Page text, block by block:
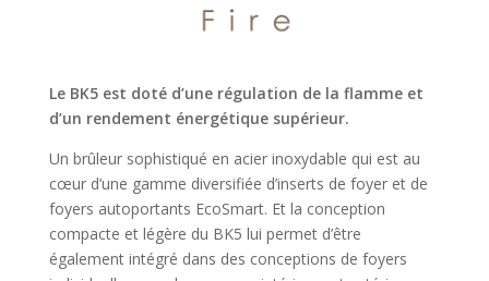
Le BK5 est doté d’une régulation de la flamme et
d’un rendement énergétique supérieur.
Un brûleur sophistiqué en acier inoxydable qui est au
cœur d’une gamme diversifiée d’inserts de foyer et de
foyers autoportants EcoSmart. Et la conception
compacte et légère du BK5 lui permet d’être
également intégré dans des conceptions de foyers